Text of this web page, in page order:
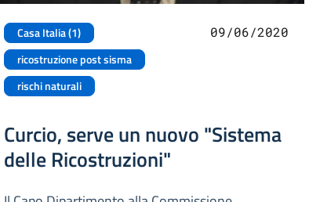
Casa Italia (1)
ricostruzione post sisma
rischi naturali
09/06/2020
Curcio, serve un nuovo "Sistema
delle Ricostruzioni"